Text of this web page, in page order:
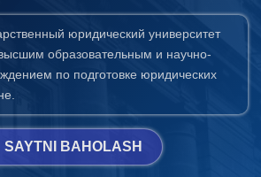
юридический университет
образовательным и научно-
по подготовке юридических
SAYTNI BAHOLASH